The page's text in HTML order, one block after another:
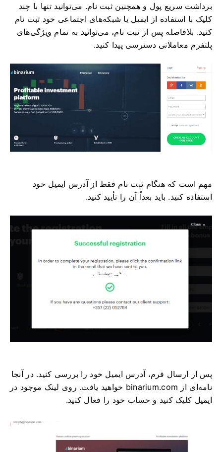
برداشت سریع پول و همچنین ثبت نام. می‌توانید تنها با چند
کلیک با استفاده از ایمیل یا شبکه‌های اجتماعی خود ثبت نام
کنید. بلافاصله پس از ثبت نام، می‌توانید به تمام ویژگی‌های
پلتفرم معاملاتی دسترسی پیدا کنید.
مهم است که هنگام ثبت نام فقط از آدرس ایمیل خود
استفاده کنید. باید بعداً آن را تأیید کنید.
پس از ارسال فرم، آدرس ایمیل خود را بررسی کنید. در آنجا
نامه‌ای از binarium.com خواهید یافت. روی لینک موجود در
ایمیل کلیک کنید و حساب خود را فعال کنید.